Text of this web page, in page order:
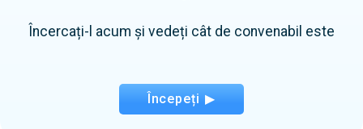
Încercați-l acum și vedeți cât de convenabil este
Începeți ▶